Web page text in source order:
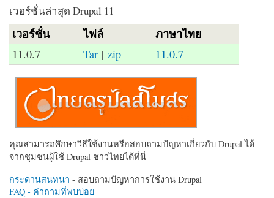
เวอร์ชั่นล่าสุด Drupal 11
เวอร์ชั่น ไฟล์ ภาษาไทย
11.0.7 Tar | zip 11.0.7
คุณสามารถศึกษาวิธีใช้งานหรือสอบถามปัญหาเกี่ยวกับ Drupal ได้
จากชุมชนผู้ใช้ Drupal ชาวไทยได้ที่นี่
กระดานสนทนา - สอบถามปัญหาการใช้งาน Drupal
FAQ - คำถามที่พบบ่อย